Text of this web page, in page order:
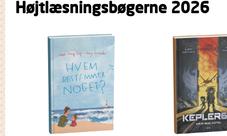
Højtlæsningsbøgerne 2026